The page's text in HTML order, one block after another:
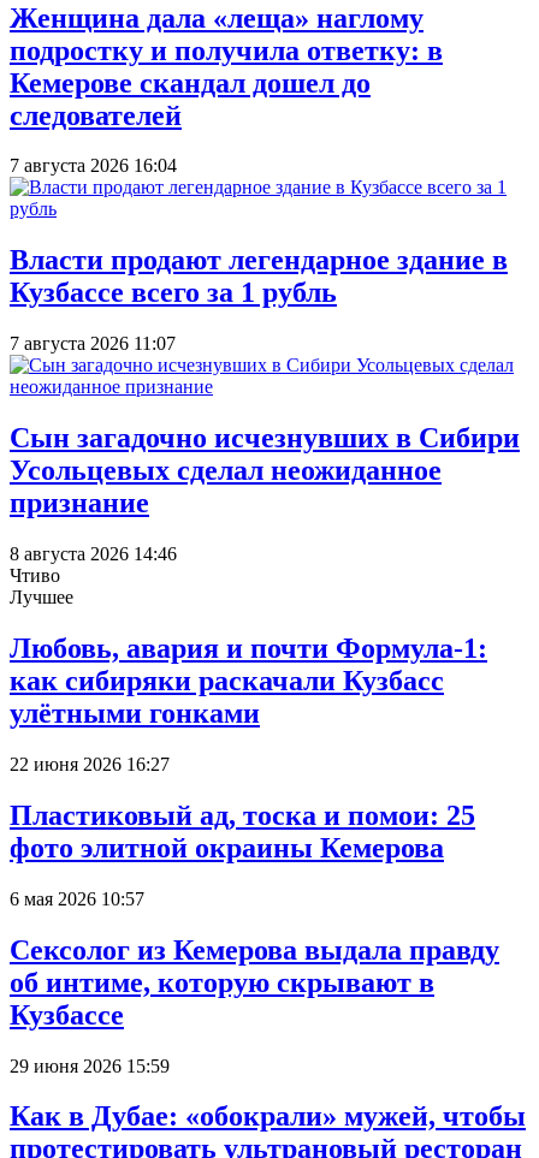
Женщина дала «леща» наглому
подростку и получила ответку: в
Кемерове скандал дошел до
следователей
7 августа 2026 16:04
Власти продают легендарное здание в
Кузбассе всего за 1 рубль
7 августа 2026 11:07
Сын загадочно исчезнувших в Сибири
Усольцевых сделал неожиданное
признание
8 августа 2026 14:46
Чтиво
Лучшее
Любовь, авария и почти Формула-1:
как сибиряки раскачали Кузбасс
улётными гонками
22 июня 2026 16:27
Пластиковый ад, тоска и помои: 25
фото элитной окраины Кемерова
6 мая 2026 10:57
Сексолог из Кемерова выдала правду
об интиме, которую скрывают в
Кузбассе
29 июня 2026 15:59
Как в Дубае: «обокрали» мужей, чтобы
протестировать ультрановый ресторан